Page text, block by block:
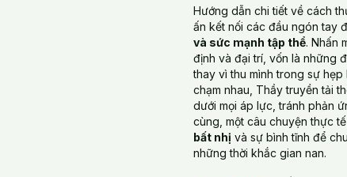
Hướng dẫn chi tiết về cách
ấn kết nối các đầu ngón tay
và sức mạnh tập thể. Nhấn
định và đại trí, vốn là những
thay vì thu mình trong sự
chạm nhau, Thầy truyền tải
dưới mọi áp lực, tránh phản
cùng, một câu chuyện thực
bất nhị và sự bình tĩnh để
những thời khắc gian nan.